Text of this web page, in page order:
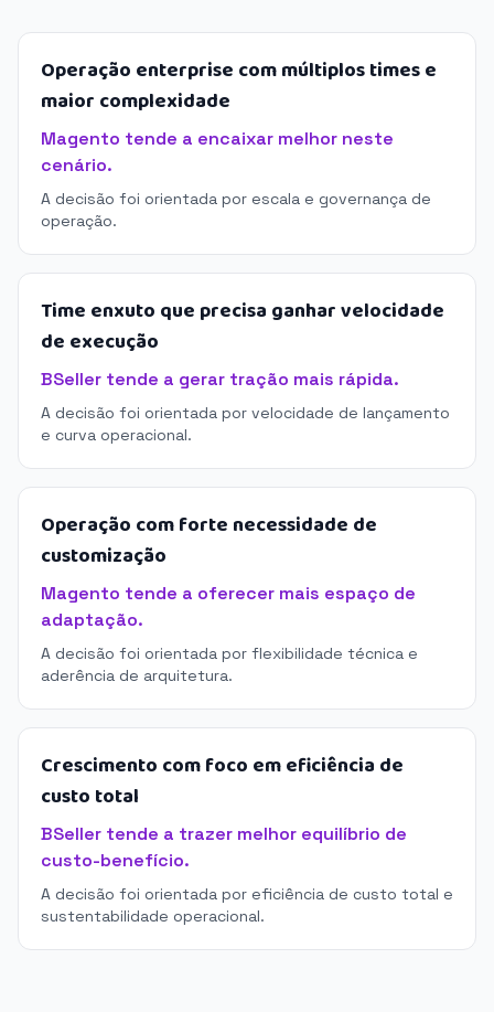
Operação enterprise com múltiplos times e
maior complexidade
Magento tende a encaixar melhor neste
cenário.
A decisão foi orientada por escala e governança de
operação.
Time enxuto que precisa ganhar velocidade
de execução
BSeller tende a gerar tração mais rápida.
A decisão foi orientada por velocidade de lançamento
e curva operacional.
Operação com forte necessidade de
customização
Magento tende a oferecer mais espaço de
adaptação.
A decisão foi orientada por flexibilidade técnica e
aderência de arquitetura.
Crescimento com foco em eficiência de
custo total
BSeller tende a trazer melhor equilíbrio de
custo-benefício.
A decisão foi orientada por eficiência de custo total e
sustentabilidade operacional.